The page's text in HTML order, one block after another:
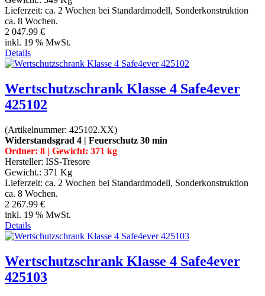
Lieferzeit: ca. 2 Wochen bei Standardmodell, Sonderkonstruktion
ca. 8 Wochen.
2 047.99 €
inkl. 19 % MwSt.
Details
Wertschutzschrank Klasse 4 Safe4ever
425102
(Artikelnummer: 425102.XX)
Widerstandsgrad 4 | Feuerschutz 30 min
Ordner: 8 | Gewicht: 371 kg
Hersteller: ISS-Tresore
Gewicht.: 371 Kg
Lieferzeit: ca. 2 Wochen bei Standardmodell, Sonderkonstruktion
ca. 8 Wochen.
2 267.99 €
inkl. 19 % MwSt.
Details
Wertschutzschrank Klasse 4 Safe4ever
425103